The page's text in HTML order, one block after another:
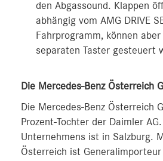
den Abgassound. Klappen
abhängig vom AMG DRIVE
Fahrprogramm, können
separaten Taster gesteuert
Die Mercedes-Benz Österreich
Die Mercedes-Benz Österreich
Prozent-Tochter der Daimler
Unternehmens ist in Salzburg.
Österreich ist